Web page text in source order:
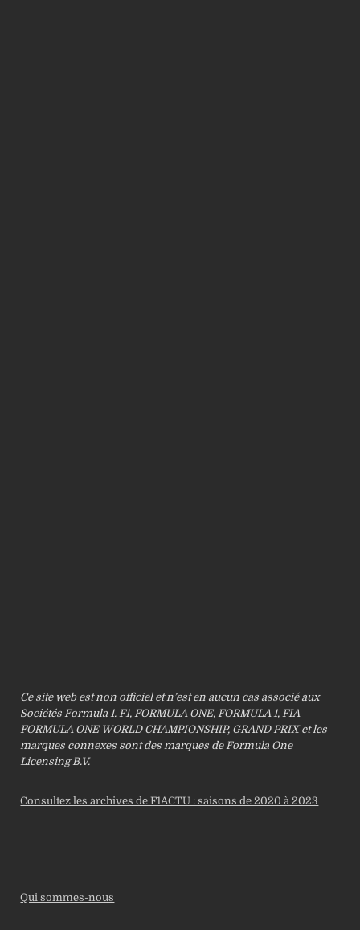
Ce site web est non officiel et n’est en aucun cas associé aux
Sociétés Formula 1. F1, FORMULA ONE, FORMULA 1, FIA
FORMULA ONE WORLD CHAMPIONSHIP, GRAND PRIX et les
marques connexes sont des marques de Formula One
Licensing B.V.
Consultez les archives de F1ACTU : saisons de 2020 à 2023
Qui sommes-nous